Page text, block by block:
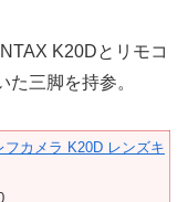
K20Dとリモコ
三脚を持参。
カメラ K20D レンズキ